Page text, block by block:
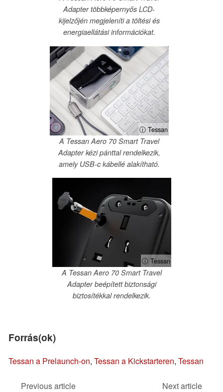
Adapter többképernyős LCD-
kijelzőjén megjeleníti a töltési és
energiaellátási információkat.
ⓘ Tessan
A Tessan Aero 70 Smart Travel
Adapter kézi pánttal rendelkezik,
amely USB-c kábellé alakítható.
ⓘ Tessan
A Tessan Aero 70 Smart Travel
Adapter beépített biztonsági
biztosítékkal rendelkezik.
Forrás(ok)
Tessan a Prelaunch-on, Tessan a Kickstarteren, Tessan
Previous article
Next article